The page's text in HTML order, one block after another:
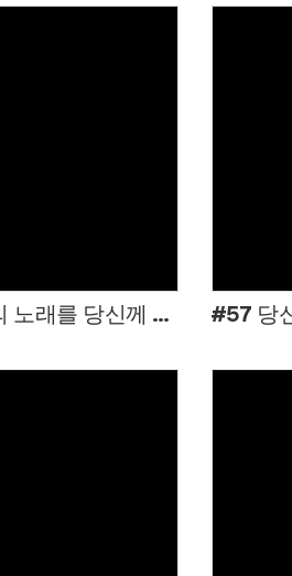
#58 우리의 노래를 당신께 올려드리니